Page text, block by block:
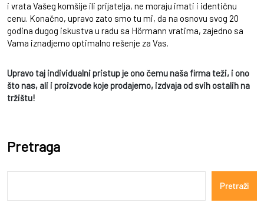
i vrata Vašeg komšije ili prijatelja, ne moraju imati i identičnu
cenu. Konačno, upravo zato smo tu mi, da na osnovu svog 20
godina dugog iskustva u radu sa Hörmann vratima, zajedno sa
Vama iznadjemo optimalno rešenje za Vas.
Upravo taj individualni pristup je ono čemu naša firma teži, i ono
što nas, ali i proizvode koje prodajemo, izdvaja od svih ostalih na
tržištu!
Pretraga
Pretraži